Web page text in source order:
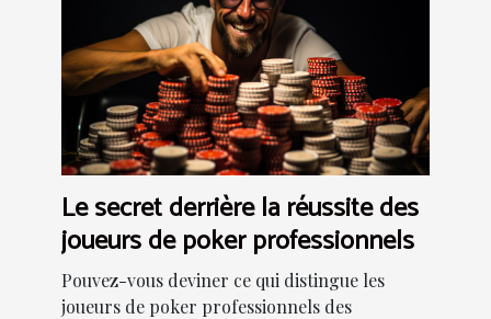
Le secret derrière la réussite des
joueurs de poker professionnels
Pouvez-vous deviner ce qui distingue les
joueurs de poker professionnels des